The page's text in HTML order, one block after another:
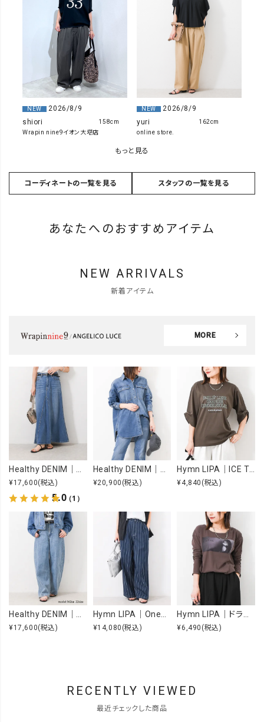
NEW
2026/8/9
shiori
Wrapin nine9イオン大塔店
158cm
NEW
2026/8/9
yuri
online store.
162cm
もっと見る
コーディネートの一覧を見る スタッフの一覧を見る
あなたへのおすすめアイテム
NEW ARRIVALS
新着アイテム
MORE
¥17,600(税込)
5.0（1）
¥20,900 (税込) ¥4,840 (税込)
¥17,600(税込) ¥14,080 (税込) ¥6,490 (税込)
RECENTLY VIEWED
最近チェックした商品